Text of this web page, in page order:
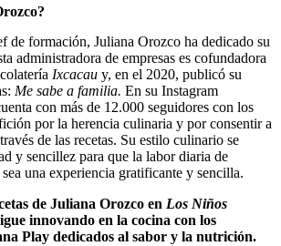
de formación, Juliana Orozco ha dedicado su
administradora de empresas es cofundadora
Ixcacau y, en el 2020, publicó su
Me sabe a familia. En su Instagram
con más de 12.000 seguidores con los
por la herencia culinaria y por consentir a
de las recetas. Su estilo culinario se
y sencillez para que la labor diaria de
una experiencia gratificante y sencilla.
de Juliana Orozco en Los Niños
innovando en la cocina con los
Play dedicados al sabor y la nutrición.